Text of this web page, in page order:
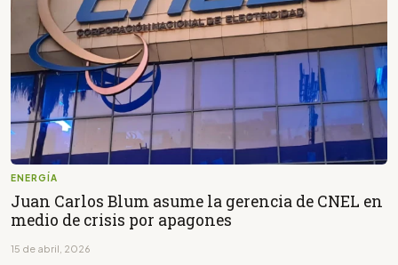
ENERGÍA
Juan Carlos Blum asume la gerencia de CNEL en
medio de crisis por apagones
15 de abril, 2026